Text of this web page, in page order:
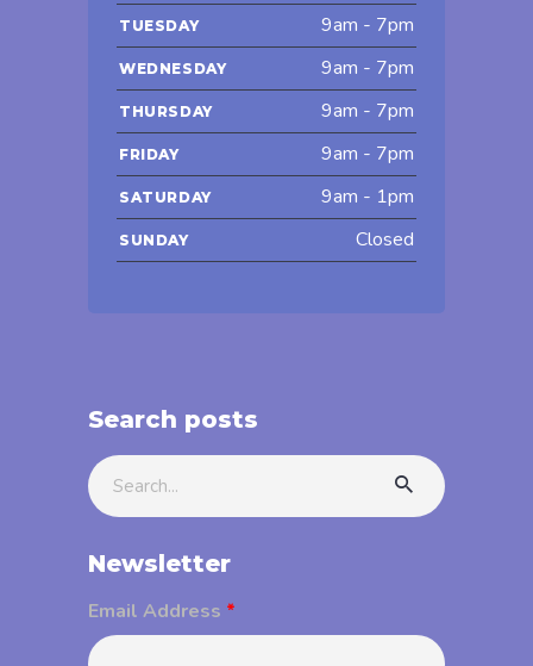
TUESDAY 9am - 7pm
WEDNESDAY 9am - 7pm
THURSDAY 9am - 7pm
FRIDAY 9am - 7pm
SATURDAY 9am - 1pm
SUNDAY Closed
Search posts
Search
for:
Newsletter
Email Address *